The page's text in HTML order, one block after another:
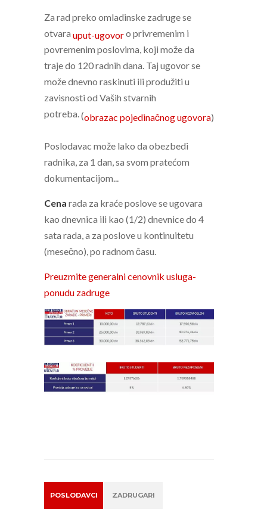
Za rad preko omladinske zadruge se
otvara uput-ugovoro privremenim i
povremenim poslovima, koji može da
traje do 120 radnih dana. Taj ugovor se
može dnevno raskinuti ili produžiti u
zavisnosti od Vaših stvarnih
potreba.(obrazac pojedinačnog ugovora)
Poslodavac može lako da obezbedi
radnika, za 1 dan, sa svom pratećom
dokumentacijom...
Cena rada za kraće poslove se ugovara
kao dnevnica ili kao (1/2) dnevnice do 4
sata rada, a za poslove u kontinuitetu
(mesečno), po radnom času.
Preuzmite generalni cenovnik usluga-
ponudu zadruge
POSLODAVCI ZADRUGARI